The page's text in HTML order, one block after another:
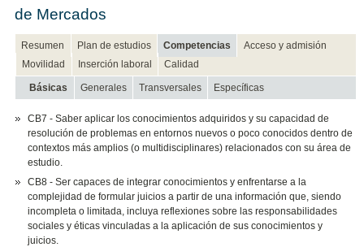
de Mercados
Resumen Plan de estudios Competencias
Acceso y admisión
Movilidad
Inserción laboral Calidad
Básicas Generales Transversales Específicas
CB7 - Saber aplicar los conocimientos adquiridos y su capacidad de
resolución de problemas en entornos nuevos o poco conocidos dentro de
contextos más amplios (o multidisciplinares) relacionados con su área de
estudio.
CB8 - Ser capaces de integrar conocimientos y enfrentarse a la
complejidad de formular juicios a partir de una información que, siendo
incompleta o limitada, incluya reflexiones sobre las responsabilidades
sociales y éticas vinculadas a la aplicación de sus conocimientos y
juicios.